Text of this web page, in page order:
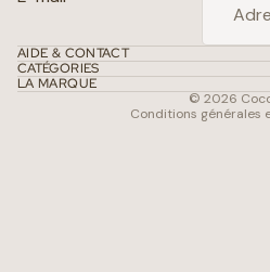
AIDE & CONTACT
CATÉGORIES
LA MARQUE
© 2026
Conditions générales
Coordonnées
Conditions d’utilisation